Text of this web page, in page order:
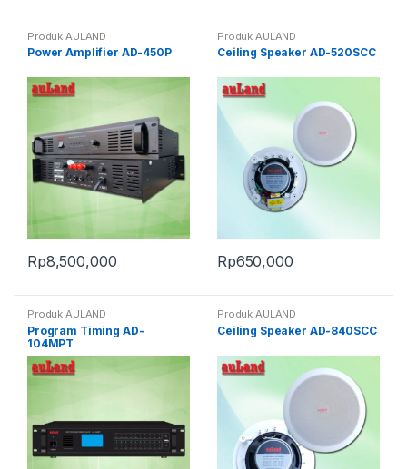
Produk AULAND
Power Amplifier AD-450P
Rp8,500,000
Produk AULAND
Ceiling Speaker AD-520SCC
Rp650,000
Produk AULAND
Program Timing AD-
104MPT
Produk AULAND
Ceiling Speaker AD-840SCC